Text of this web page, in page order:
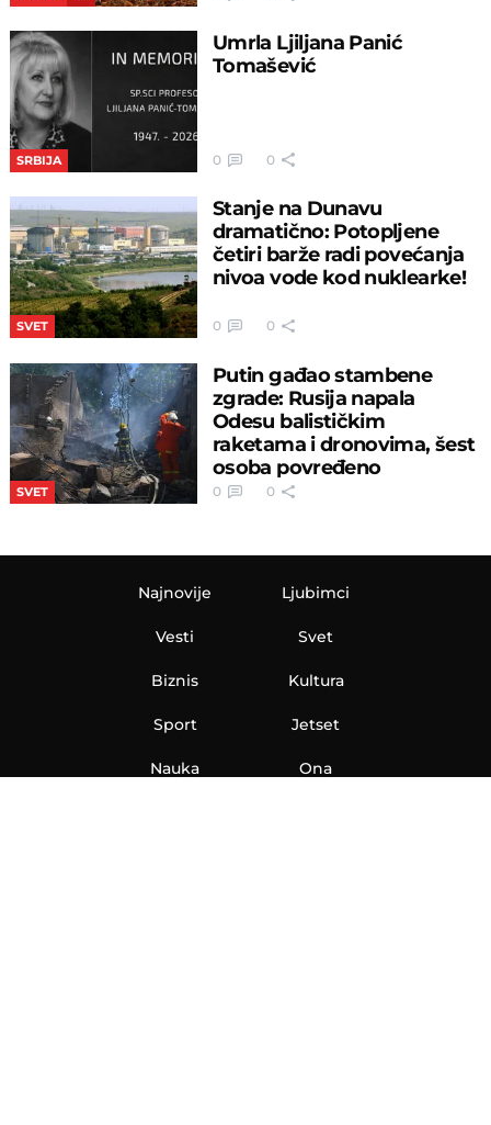
SRBIJA
Umrla Ljiljana Panić
Tomašević
0 0
SVET
Stanje na Dunavu
dramatično: Potopljene
četiri barže radi povećanja
nivoa vode kod nuklearke!
0 0
SVET
Putin gađao stambene
zgrade: Rusija napala
Odesu balističkim
raketama i dronovima, šest
osoba povređeno
0 0
Najnovije
Vesti
Biznis
Sport
Nauka
Ljubimci
Svet
Kultura
Jetset
Ona